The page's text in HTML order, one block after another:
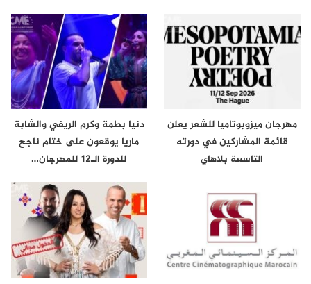
مهرجان ميزوبوتاميا للشعر يعلن
قائمة المشاركين في دورته
التاسعة بلاهاي
دنيا بطمة وكرم الريفي والشابة
ماريا يوقعون على ختام ناجح
للدورة الـ12 للمهرجان…